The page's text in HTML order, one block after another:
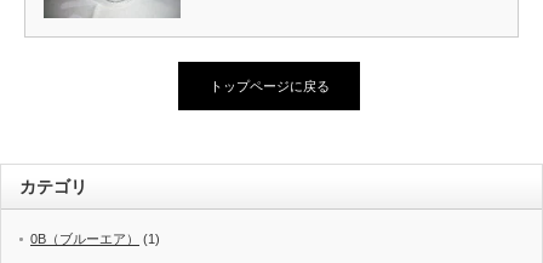
トップページに戻る
カテゴリ
0B（ブルーエア） (1)